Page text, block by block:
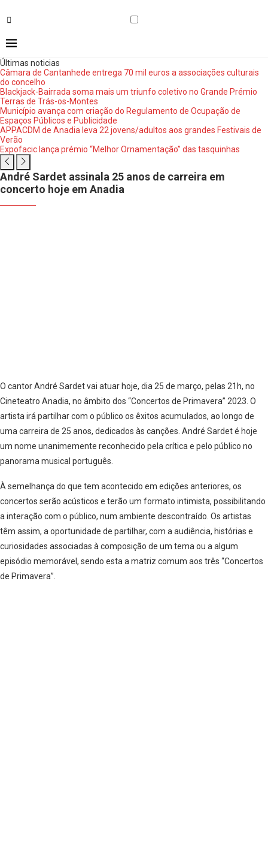
Últimas noticias
Câmara de Cantanhede entrega 70 mil euros a associações culturais
do concelho
Blackjack-Bairrada soma mais um triunfo coletivo no Grande Prémio
Terras de Trás-os-Montes
Município avança com criação do Regulamento de Ocupação de
Espaços Públicos e Publicidade
APPACDM de Anadia leva 22 jovens/adultos aos grandes Festivais de
Verão
Expofacic lança prémio “Melhor Ornamentação” das tasquinhas
André Sardet assinala 25 anos de carreira em
concerto hoje em Anadia
O cantor André Sardet vai atuar hoje, dia 25 de março, pelas 21h, no
Cineteatro Anadia, no âmbito dos “Concertos de Primavera” 2023. O
artista irá partilhar com o público os êxitos acumulados, ao longo de
uma carreira de 25 anos, dedicados às canções. André Sardet é hoje
um nome unanimemente reconhecido pela crítica e pelo público no
panorama musical português.
À semelhança do que tem acontecido em edições anteriores, os
concertos serão acústicos e terão um formato intimista, possibilitando
a interação com o público, num ambiente descontraído. Os artistas
têm assim, a oportunidade de partilhar, com a audiência, histórias e
curiosidades associadas à composição de um tema ou a algum
episódio memorável, sendo esta a matriz comum aos três “Concertos
de Primavera”.